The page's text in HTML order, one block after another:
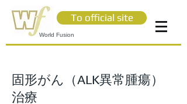
World Fusion
To official site
固形がん（ALK異常腫瘍）
治療